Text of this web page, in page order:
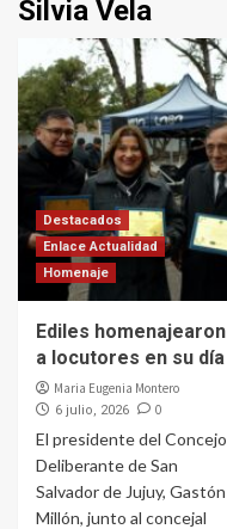
Silvia Vela
Destacados
Enlace Actualidad
Homenaje
Ediles homenajearon
a locutores en su día
Maria Eugenia Montero
6 julio, 2026 0
El presidente del Concejo
Deliberante de San
Salvador de Jujuy, Gastón
Millón, junto al concejal